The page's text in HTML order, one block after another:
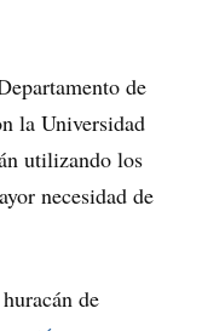
de
la Universidad
utilizando los
necesidad de
de